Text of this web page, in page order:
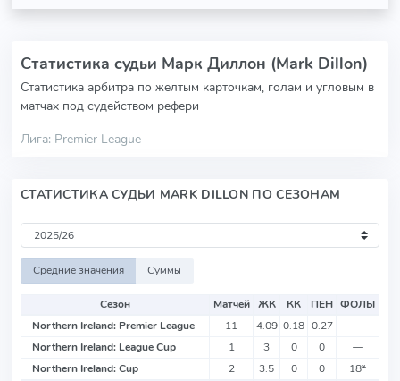
Статистика судьи Марк Диллон (Mark Dillon)
Статистика арбитра по желтым карточкам, голам и угловым в
матчах под судейством рефери
Лига: Premier League
СТАТИСТИКА СУДЬИ MARK DILLON ПО СЕЗОНАМ
Средние значения Суммы
Сезон Матчей ЖК КК ПЕН ФОЛЫ
Northern Ireland: Premier League
11 4.09 0.18 0.27
—
Northern Ireland: League Cup
1 3 0 0
—
Northern Ireland: Cup
2 3.5 0 0 18*